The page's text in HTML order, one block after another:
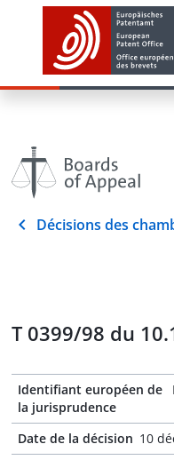
Décisions des
T 0399/98 du
Identifiant européen de
la jurisprudence
Date de la décision 10